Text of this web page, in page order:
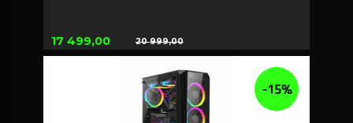
Tilbud
17 499,00 20 999,00
Rabatt
-15%